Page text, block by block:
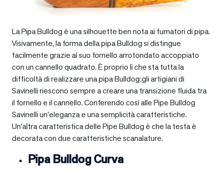
La Pipa Bulldog è una silhouette ben nota ai fumatori di pipa.
Visivamente, la forma della pipa Bulldog si distingue
facilmente grazie al suo fornello arrotondato accoppiato
con un cannello quadrato. È proprio lì che sta tutta la
difficoltà di realizzare una pipa Bulldog;gli artigiani di
Savinelli riescono sempre a creare una transizione fluida tra
il fornello e il cannello. Conferendo così alle Pipe Bulldog
Savinelli un’eleganza e una semplicità caratteristiche.
Un’altra caratteristica delle Pipe Bulldog è che la testa è
decorata con due caratteristiche scanalature.
Pipa Bulldog Curva